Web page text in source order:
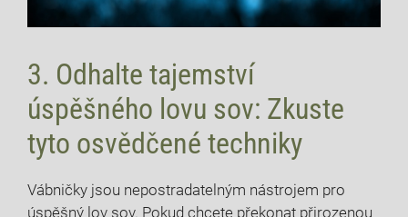
3. Odhalte tajemství
úspěšného lovu sov: Zkuste
tyto osvědčené techniky
Vábničky jsou nepostradatelným ​nástrojem pro
úspěšný‍ lov sov. Pokud chcete překonat přirozenou